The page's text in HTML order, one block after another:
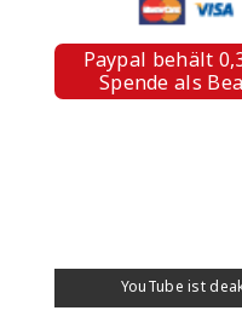
Paypal behält
Spende als
YouTube ist